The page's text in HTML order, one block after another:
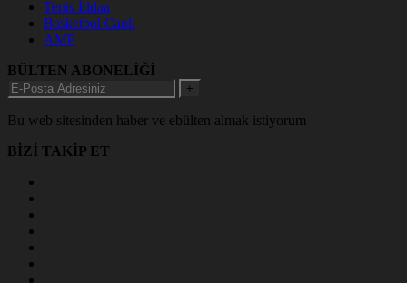
Tenis İddaa
Basketbol Canlı
AMP
BÜLTEN ABONELİĞİ
+
Bu web sitesinden haber ve ebülten almak istiyorum
BİZİ TAKİP ET